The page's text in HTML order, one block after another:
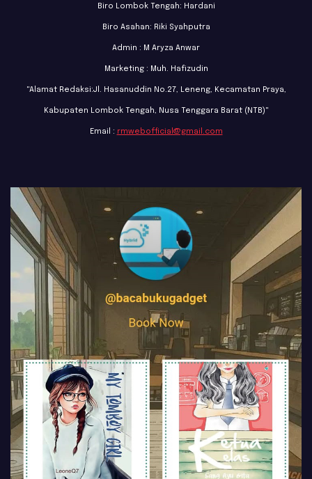
Biro Lombok Tengah: Hardani
Biro Asahan: Riki Syahputra
Admin : M Aryza Anwar
Marketing : Muh. Hafizudin
"Alamat Redaksi:Jl. Hasanuddin No.27, Leneng, Kecamatan Praya,
Kabupaten Lombok Tengah, Nusa Tenggara Barat (NTB)"
Email : rmwebofficial@gmail.com